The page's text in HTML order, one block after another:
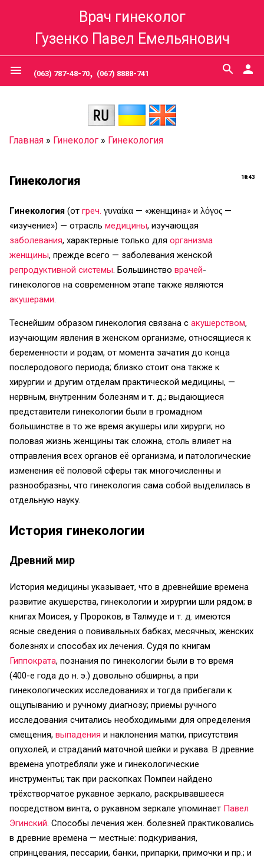
Врач гинеколог
Гузенко Павел Емельянович
menu person
(063) 787-48-70 (067) 8888-741 search
Главная » Гинеколог » Гинекология
18:43
Гинекология
Гинекология (от греч. γυναίκα — «женщина» и λόγος —
«изучение») — отрасль медицины, изучающая
заболевания, характерные только для организма
женщины, прежде всего — заболевания женской
репродуктивной системы. Большинство врачей-
гинекологов на современном этапе также являются
акушерами.
Теснейшим образом гинекология связана с акушерством,
изучающим явления в женском организме, относящиеся к
беременности и родам, от момента зачатия до конца
послеродового периода; близко стоит она также к
хирургии и другим отделам практической медицины, —
нервным, внутренним болезням и т. д.; выдающиеся
представители гинекологии были в громадном
большинстве в то же время акушеры или хирурги; но
половая жизнь женщины так сложна, столь влияет на
отправления всех органов её организма, и патологические
изменения её половой сферы так многочисленны и
разнообразны, что гинекология сама собой выделилась в
отдельную науку.
История гинекологии
Древний мир
История медицины указывает, что в древнейшие времена
развитие акушерства, гинекологии и хирургии шли рядом; в
книгах Моисея, у Пророков, в Талмуде и т. д. имеются
ясные сведения о повивальных бабках, месячных, женских
болезнях и способах их лечения. Судя по книгам
Гиппократа, познания по гинекологии были в то время
(400-е года до н. э.) довольно обширны, а при
гинекологических исследованиях и тогда прибегали к
ощупыванию и ручному диагнозу; приемы ручного
исследования считались необходимыми для определения
смещения, выпадения и наклонения матки, присутствия
опухолей, и страданий маточной шейки и рукава. В древние
времена употребляли уже и гинекологические
инструменты; так при раскопках Помпеи найдено
трёхстворчатое рукавное зеркало, раскрывавшееся
посредством винта, о рукавном зеркале упоминает Павел
Эгинский. Способы лечения жен. болезней практиковались
в древние времена — местные: подкуривания,
спринцевания, пессарии, банки, припарки, примочки и пр.; и